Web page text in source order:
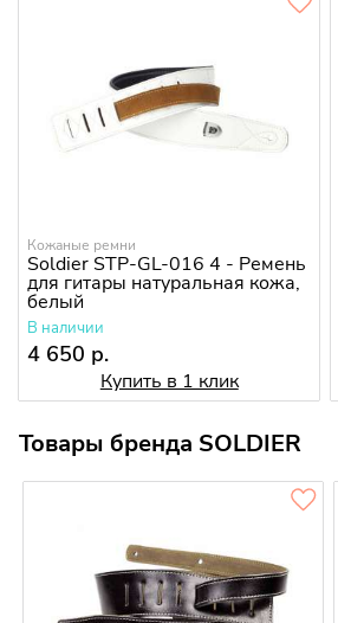
Кожаные ремни
Soldier STP-GL-016 4 - Ремень
для гитары натуральная кожа,
белый
В наличии
4 650 р.
Купить в 1 клик
Товары бренда SOLDIER